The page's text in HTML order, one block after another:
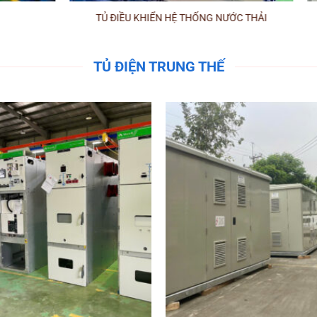
TỦ Điện DB
TỦ ĐIỆN TRUNG THẾ
+